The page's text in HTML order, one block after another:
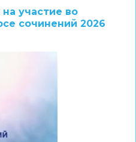
участие во
сочинений 2026